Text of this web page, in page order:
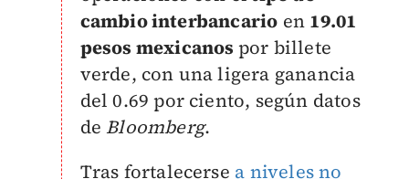
cambio interbancario en 19.01
pesos mexicanos por billete
verde, con una ligera ganancia
del 0.69 por ciento, según datos
deBloomberg.
Tras fortalecerse a niveles no